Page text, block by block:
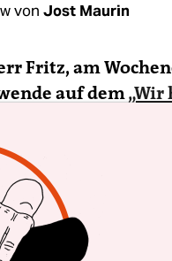
von Jost Maurin
Fritz, am
auf dem„Wir
Fritz:In den letzten
Und die
Da sehen wir